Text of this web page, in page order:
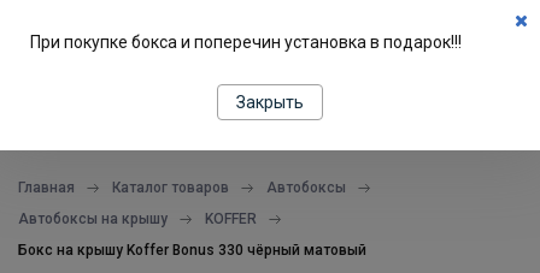
Главная Каталог товаров
Автобоксы
Автобоксы на крышу
KOFFER
Бокс на крышу Koffer Bonus 330 чёрный матовый
При покупке бокса и поперечин установка в подарок!!!
Закрыть